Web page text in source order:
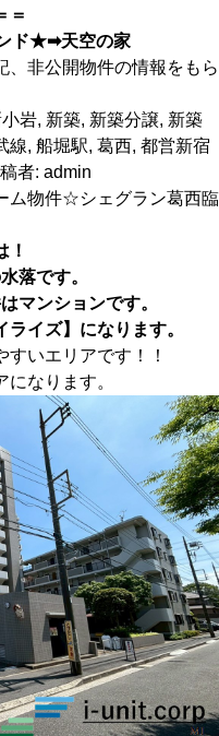
＝
ド★➡天空の家
岩, 新築, 新築分譲, 新築
線, 船堀駅, 葛西, 都営新宿
者: admin
物件☆シェグラン葛西臨
！
落です。
マンションです。
ライズ】になります。
いエリアです！！
なります。